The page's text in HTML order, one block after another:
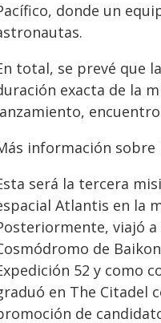
donde un
total, se prevé que
exacta de la
información
será la tercera
Atlantis en la
viajó a
de
52 y como
en The Citadel
de